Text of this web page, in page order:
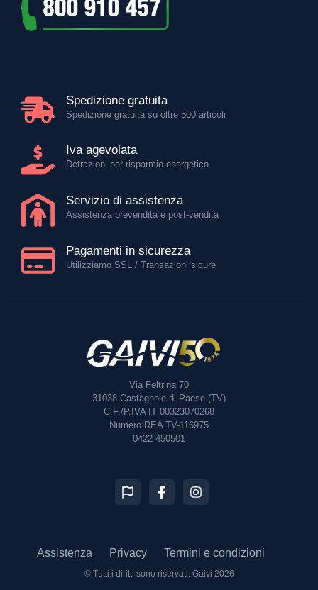
Spedizione gratuita
Spedizione gratuita su oltre 500 articoli
Iva agevolata
Detrazioni per risparmio energetico
Servizio di assistenza
Assistenza prevendita e post-vendita
Pagamenti in sicurezza
Utilizziamo SSL / Transazioni sicure
Via Feltrina 70
31038 Castagnole di Paese (TV)
C.F./P.IVA IT 00323070268
Numero REA TV-116975
0422 450501
Assistenza Privacy Termini e condizioni
© Tutti i diritti sono riservati. Gaivi 2026